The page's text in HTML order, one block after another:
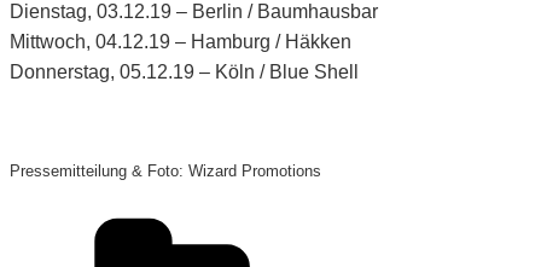
Dienstag, 03.12.19 – Berlin / Baumhausbar
Mittwoch, 04.12.19 – Hamburg / Häkken
Donnerstag, 05.12.19 – Köln / Blue Shell
Pressemitteilung & Foto: Wizard Promotions